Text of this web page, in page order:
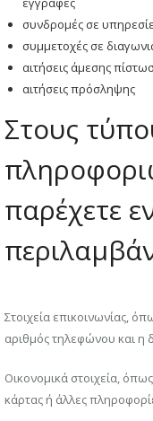
συνδρομές σε
συμμετοχές σε
αιτήσεις άμεσης
αιτήσεις πρόσληψης
Στους
παρέχετε
Στοιχεία επικοινωνίας,
αριθμός τηλεφώνου και η
Οικονομικά στοιχεία,
κάρτας ή άλλες